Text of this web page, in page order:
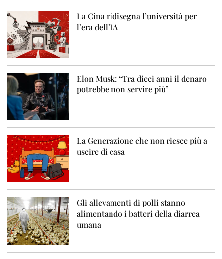
La Cina ridisegna l’università per
l’era dell’IA
Elon Musk: “Tra dieci anni il denaro
potrebbe non servire più”
La Generazione che non riesce più a
uscire di casa
Gli allevamenti di polli stanno
alimentando i batteri della diarrea
umana